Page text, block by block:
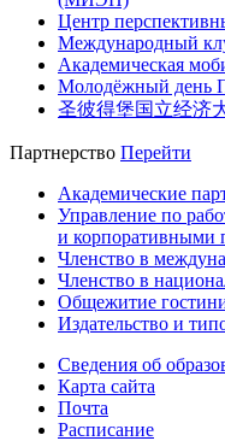
Центр
Международный
Академическая
Молодёжный
圣彼得堡国立经济
Партнерство Перейти
Академические
Управление по
и корпоративными
Членство в
Членство в
Общежитие
Издательство и
Сведения об
Карта сайта
Почта
Расписание